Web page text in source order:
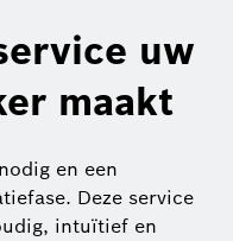
uw
maakt
en een
Deze service
intuïtief en